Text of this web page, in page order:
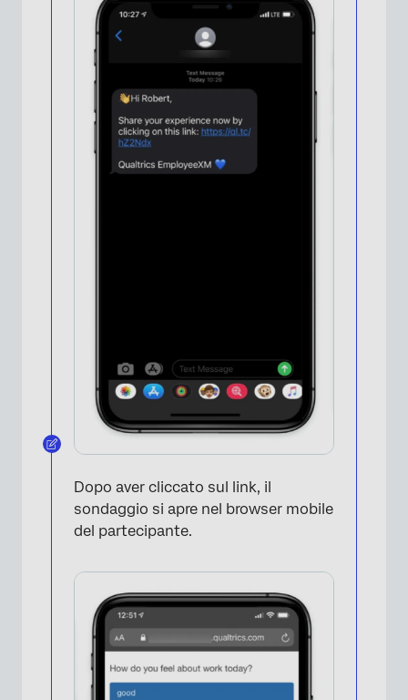
Dopo aver cliccato sul link, il
sondaggio si apre nel browser mobile
del partecipante.